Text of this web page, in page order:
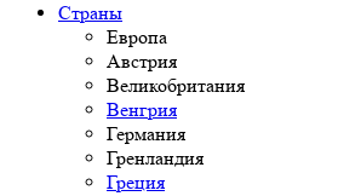
Страны
Европа
Австрия
Великобритания
Венгрия
Германия
Гренландия
Греция